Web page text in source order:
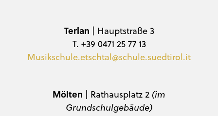
Terlan | Hauptstraße 3
T. +39 0471 25 77 13
Musikschule.etschtal@schule.suedtirol.it
Mölten | Rathausplatz 2 (im
Grundschulgebäude)